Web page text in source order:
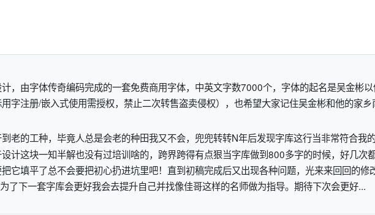
，由字体传奇编码完成的一套免费商用字体，中英文字数7000个，字体的起名是吴金彬以
字注册/嵌入式使用需授权，禁止二次转售盗卖侵权），也希望大家记住吴金彬和他的家乡
老的工种，毕竟人总是会老的种田我又不会，兜兜转转N年后发现字库这行当非常符合我
计这块一知半解也没有过培训啥的，跨界跨得有点狠当字库做到800多字的时候，好几次
它填平了总不会要把初心扔进坑里吧！直到初稿完成后又出现各种问题，光来来回回的修
了下一套字库会更好我会去提升自己并找像佳哥这样的名师做为指导。期待下次会更好...